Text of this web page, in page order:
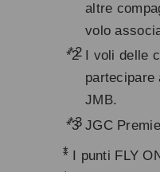
altre
volo
*2
I voli delle
JMB.
*3 JGC
* I punti FLY